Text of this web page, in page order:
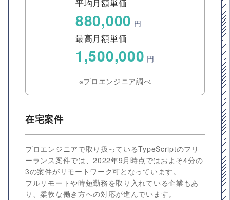
平均月額単価
880,000 円
最高月額単価
1,500,000 円
※プロエンジニア調べ
在宅案件
プロエンジニアで取り扱っているTypeScriptのフリ
ーランス案件では、2022年9月時点ではおよそ4分の
3の案件がリモートワーク可となっています。
フルリモートや時短勤務を取り入れている企業もあ
り、柔軟な働き方への対応が進んでいます。